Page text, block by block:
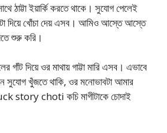
ঠাট্টা ইয়ার্কি করতে থাকে। সুযোগ পেলেই
দিয়ে খোঁচা দেয় এসব। আমিও আস্তে আস্তে
শুরু করি।
গাঁট দিয়ে ওর মাথায় গাট্টা মারি এসব। এভাবে
সুযোগ খুঁজতে থাকি, ওর মনোভাবটা আমার
story choti কচি মাগীটাকে চোদাই